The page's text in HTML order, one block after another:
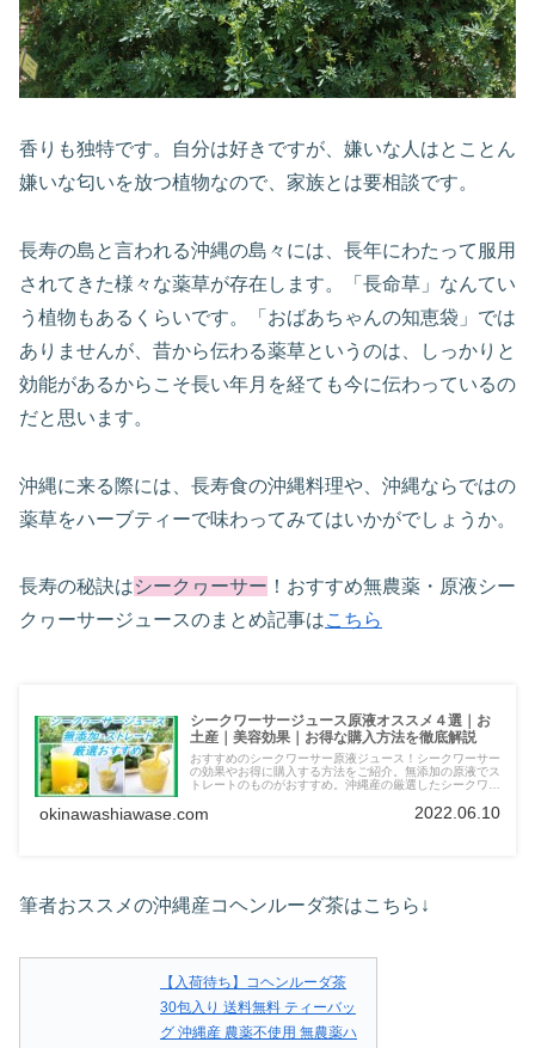
香りも独特です。自分は好きですが、嫌いな人はとことん
嫌いな匂いを放つ植物なので、家族とは要相談です。
長寿の島と言われる沖縄の島々には、長年にわたって服用
されてきた様々な薬草が存在します。「長命草」なんてい
う植物もあるくらいです。「おばあちゃんの知恵袋」では
ありませんが、昔から伝わる薬草というのは、しっかりと
効能があるからこそ長い年月を経ても今に伝わっているの
だと思います。
沖縄に来る際には、長寿食の沖縄料理や、沖縄ならではの
薬草をハーブティーで味わってみてはいかがでしょうか。
長寿の秘訣はシークヮーサー ！おすすめ無農薬・原液シー
クヮーサージュースのまとめ記事はこちら
シークワーサージュース原液オススメ４選｜お
土産｜美容効果｜お得な購入方法を徹底解説
おすすめのシークワーサー原液ジュース！シークワーサー
の効果やお得に購入する方法をご紹介。無添加の原液でス
トレートのものがおすすめ。沖縄産の厳選したシークワー
okinawashiawase.com 2022.06.10
筆者おススメの沖縄産コヘンルーダ茶はこちら↓
【入荷待ち】コヘンルーダ茶
30包入り 送料無料 ティーバッ
グ 沖縄産 農薬不使用 無農薬ハ